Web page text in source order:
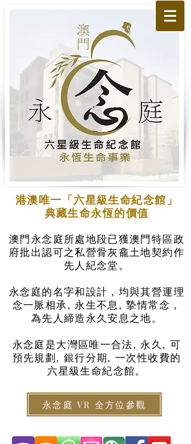
港澳唯一「六星級生命紀念館」
典藏生命永恆的價值
澳門永念庭所處地段已獲澳門特區政
府批出認可之私營骨灰龕土地契約作
先人紀念堂。
永念庭的名字和設計，均與其營運理
念一脈相承, 永生不息, 摯情常念，
為先人締造永久安息之地。
永念庭是大灣區唯一合法, 永久, 可
預先規劃, 銀行分期, 一次性收費的
六星級生命紀念館。
永念庭 VR 全方位參觀